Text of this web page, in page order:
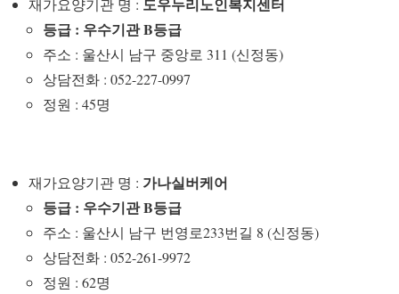
재가요양기관 명 :
등급 : 우수기관 B등급
주소 : 울산시 남구 중앙로 311 (신정동)
상담전화 : 052-227-0997
정원 : 45명
재가요양기관 명 : 가나실버케어
등급 : 우수기관 B등급
주소 : 울산시 남구 번영로233번길 8 (신정동)
상담전화 : 052-261-9972
정원 : 62명